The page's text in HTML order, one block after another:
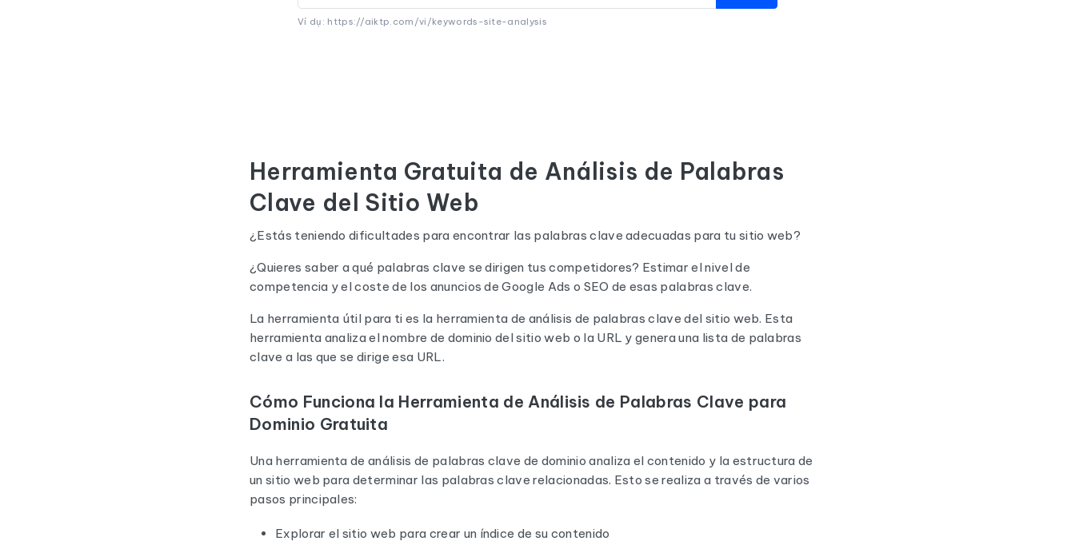
Ví dụ: https://aiktp.com/vi/keywords-site-analysis
Herramienta Gratuita de Análisis de Palabras
Clave del Sitio Web
¿Estás teniendo dificultades para encontrar las palabras clave adecuadas para tu sitio web?
¿Quieres saber a qué palabras clave se dirigen tus competidores? Estimar el nivel de
competencia y el coste de los anuncios de Google Ads o SEO de esas palabras clave.
La herramienta útil para ti es la herramienta de análisis de palabras clave del sitio web. Esta
herramienta analiza el nombre de dominio del sitio web o la URL y genera una lista de palabras
clave a las que se dirige esa URL.
Cómo Funciona la Herramienta de Análisis de Palabras Clave para
Dominio Gratuita
Una herramienta de análisis de palabras clave de dominio analiza el contenido y la estructura de
un sitio web para determinar las palabras clave relacionadas. Esto se realiza a través de varios
pasos principales:
Explorar el sitio web para crear un índice de su contenido